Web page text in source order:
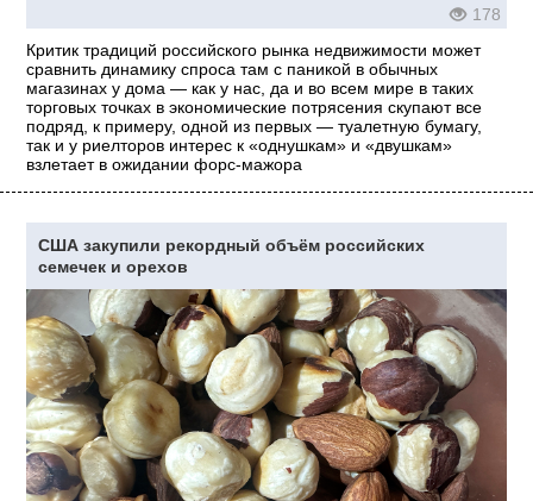
178
Критик традиций российского рынка недвижимости может
сравнить динамику спроса там с паникой в обычных
магазинах у дома — как у нас, да и во всем мире в таких
торговых точках в экономические потрясения скупают все
подряд, к примеру, одной из первых — туалетную бумагу,
так и у риелторов интерес к «однушкам» и «двушкам»
взлетает в ожидании форс-мажора
США закупили рекордный объём российских
семечек и орехов